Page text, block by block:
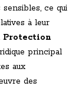
ce qui
à leur
Protection
principal
aux
des